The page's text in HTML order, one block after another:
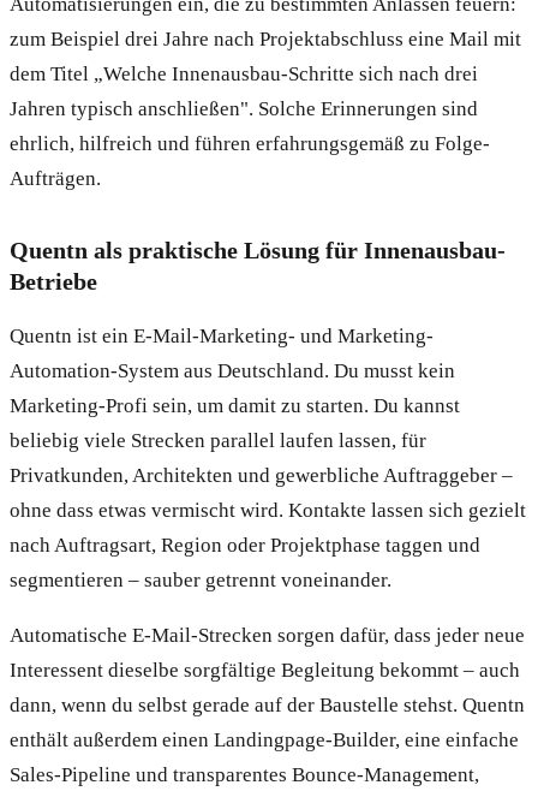
zum Beispiel drei Jahre nach Projektabschluss eine Mail mit
dem Titel „Welche Innenausbau-Schritte sich nach drei
Jahren typisch anschließen". Solche Erinnerungen sind
ehrlich, hilfreich und führen erfahrungsgemäß zu Folge-
Aufträgen.
Quentn als praktische Lösung für Innenausbau-
Betriebe
Quentn ist ein E-Mail-Marketing- und Marketing-
Automation-System aus Deutschland. Du musst kein
Marketing-Profi sein, um damit zu starten. Du kannst
beliebig viele Strecken parallel laufen lassen, für
Privatkunden, Architekten und gewerbliche Auftraggeber –
ohne dass etwas vermischt wird. Kontakte lassen sich gezielt
nach Auftragsart, Region oder Projektphase taggen und
segmentieren – sauber getrennt voneinander.
Automatische E-Mail-Strecken sorgen dafür, dass jeder neue
Interessent dieselbe sorgfältige Begleitung bekommt – auch
dann, wenn du selbst gerade auf der Baustelle stehst. Quentn
enthält außerdem einen Landingpage-Builder, eine einfache
Sales-Pipeline und transparentes Bounce-Management,